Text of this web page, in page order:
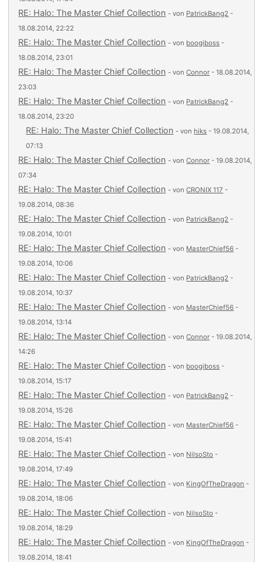
RE: Halo: The Master Chief Collection - von PatrickBang2 -
18.08.2014, 22:22
RE: Halo: The Master Chief Collection - von boogiboss -
18.08.2014, 23:01
RE: Halo: The Master Chief Collection - vonConnor - 18.08.2014,
23:03
RE: Halo: The Master Chief Collection - von PatrickBang2 -
18.08.2014, 23:20
RE: Halo: The Master Chief Collection - von hiks - 19.08.2014,
07:13
RE: Halo: The Master Chief Collection - vonConnor - 19.08.2014,
07:34
RE: Halo: The Master Chief Collection - vonCRONIX 117 -
19.08.2014, 08:36
RE: Halo: The Master Chief Collection - von PatrickBang2 -
19.08.2014, 10:01
RE: Halo: The Master Chief Collection - von MasterChief56 -
19.08.2014, 10:06
RE: Halo: The Master Chief Collection - von PatrickBang2 -
19.08.2014, 10:37
RE: Halo: The Master Chief Collection - von MasterChief56 -
19.08.2014, 13:14
RE: Halo: The Master Chief Collection - vonConnor - 19.08.2014,
14:26
RE: Halo: The Master Chief Collection - von boogiboss -
19.08.2014, 15:17
RE: Halo: The Master Chief Collection - von PatrickBang2 -
19.08.2014, 15:26
RE: Halo: The Master Chief Collection - von MasterChief56 -
19.08.2014, 15:41
RE: Halo: The Master Chief Collection - von NilsoSto -
19.08.2014, 17:49
RE: Halo: The Master Chief Collection - von KingOfTheDragon -
19.08.2014, 18:06
RE: Halo: The Master Chief Collection - von NilsoSto -
19.08.2014, 18:29
RE: Halo: The Master Chief Collection - von KingOfTheDragon -
19.08.2014, 18:41